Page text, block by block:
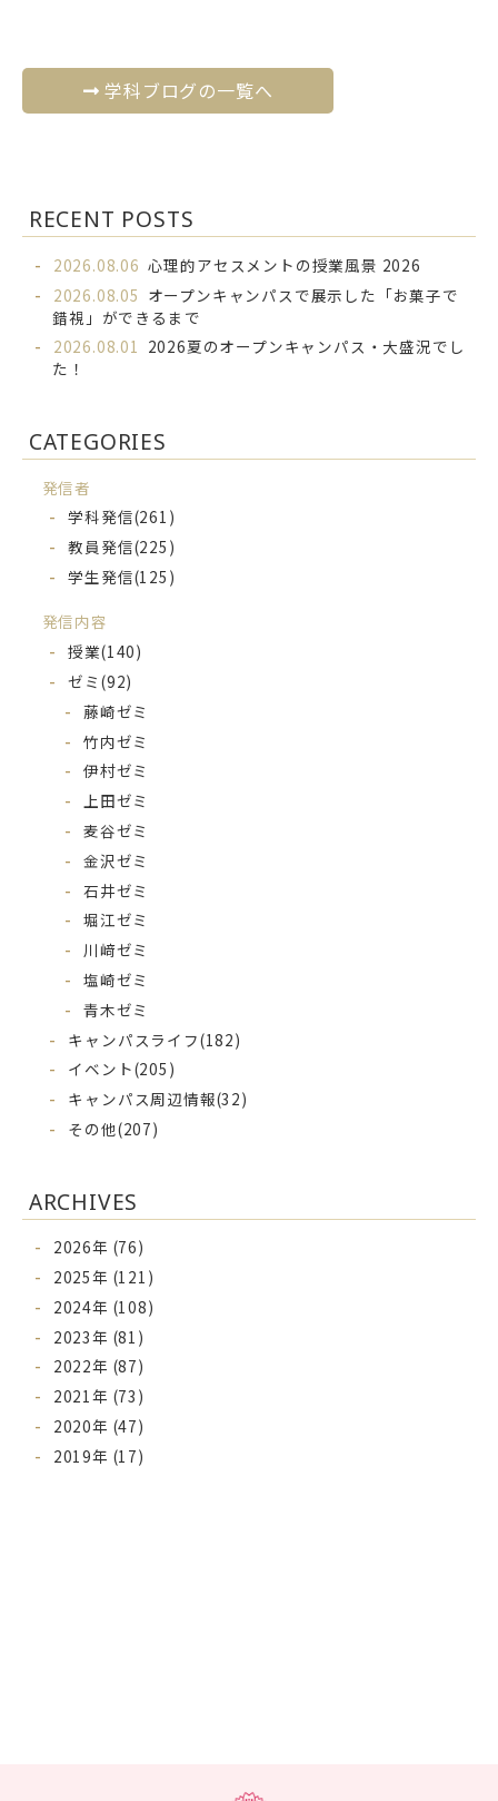
学科ブログの一覧へ
RECENT POSTS
2026.08.06 心理的アセスメントの授業風景 2026
2026.08.05 オープンキャンパスで展示した「お菓子で
錯視」ができるまで
2026.08.01 2026夏のオープンキャンパス・大盛況でし
た！
CATEGORIES
発信者
学科発信(261)
教員発信(225)
学生発信(125)
発信内容
授業(140)
ゼミ(92)
藤崎ゼミ
竹内ゼミ
伊村ゼミ
上田ゼミ
麦谷ゼミ
金沢ゼミ
石井ゼミ
堀江ゼミ
川﨑ゼミ
塩崎ゼミ
青木ゼミ
キャンパスライフ(182)
イベント(205)
キャンパス周辺情報(32)
その他(207)
ARCHIVES
2026年 (76)
2025年 (121)
2024年 (108)
2023年 (81)
2022年 (87)
2021年 (73)
2020年 (47)
2019年 (17)